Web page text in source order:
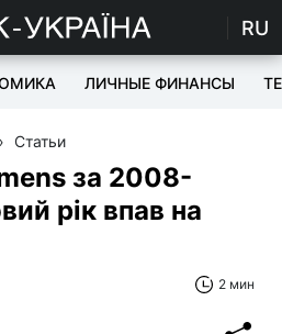
RU
ЛИЧНЫЕ ФИНАНСЫ
Статьи
за 2008-
рік впав на
2 мин